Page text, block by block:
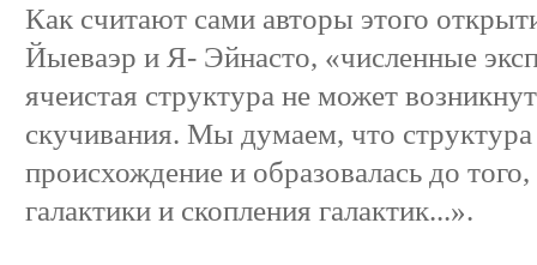
Как считают сами авторы этого
Йыеваэр и Я- Эйнасто, «численные
ячеистая структура не может
скучивания. Мы думаем, что
происхождение и образовалась до
галактики и скопления галактик...».